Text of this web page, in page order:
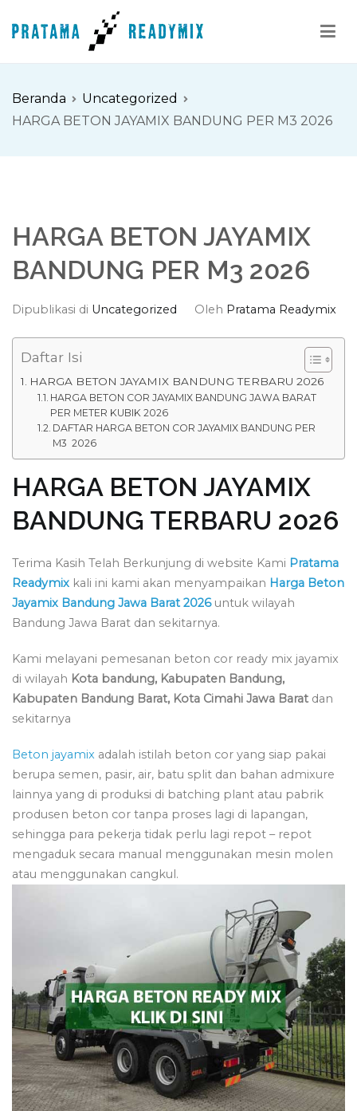
ke
Beranda
Uncategorized
HARGA BETON JAYAMIX BANDUNG PER M3 2026
HARGA BETON JAYAMIX
BANDUNG PER M3 2026
Dipublikasi di Uncategorized Oleh Pratama Readymix
Daftar Isi
HARGA BETON JAYAMIX BANDUNG TERBARU 2026
HARGA BETON COR JAYAMIX BANDUNG JAWA BARAT
PER METER KUBIK 2026
DAFTAR HARGA BETON COR JAYAMIX BANDUNG PER
M3 2026
HARGA BETON JAYAMIX
BANDUNG TERBARU 2026
Terima Kasih Telah Berkunjung di website Kami Pratama
Readymix kali ini kami akan menyampaikan Harga Beton
Jayamix Bandung Jawa Barat 2026untuk wilayah
Bandung Jawa Barat dan sekitarnya.
Kami melayani pemesanan beton cor ready mix jayamix
di wilayah Kota bandung, Kabupaten Bandung,
Kabupaten Bandung Barat, Kota Cimahi Jawa Barat dan
sekitarnya
Beton jayamix adalah istilah beton cor yang siap pakai
berupa semen, pasir, air, batu split dan bahan admixure
lainnya yang di produksi di batching plant atau pabrik
produsen beton cor tanpa proses lagi di lapangan,
sehingga para pekerja tidak perlu lagi repot – repot
mengaduk secara manual menggunakan mesin molen
atau menggunakan cangkul.